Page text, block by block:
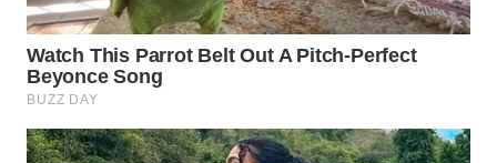
INFRASTRUKTUR
WAHANA
KONSUMEN
WAHANA